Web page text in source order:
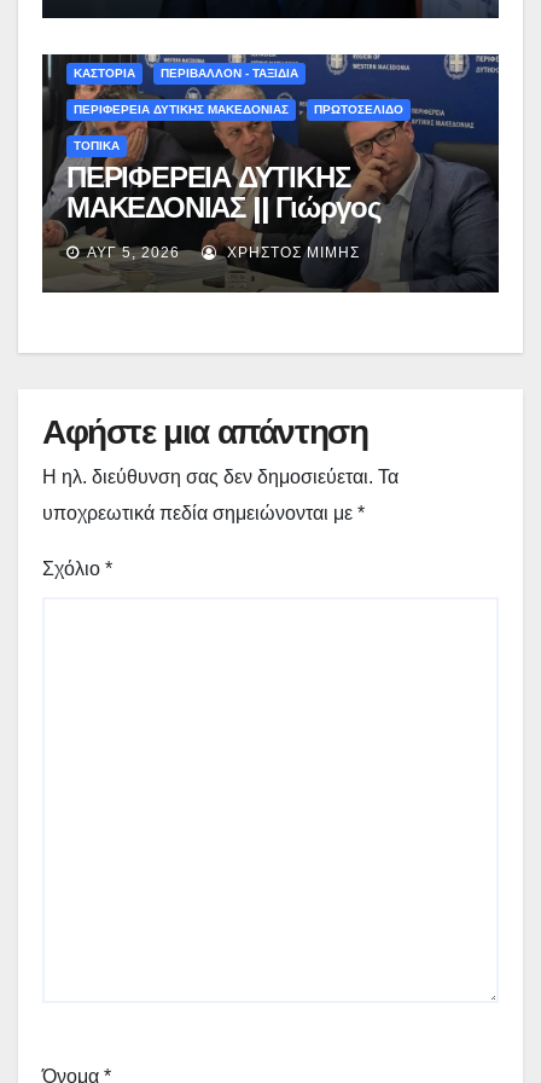
ΚΑΣΤΟΡΙΑ ΠΕΡΙΒΑΛΛΟΝ - ΤΑΞΙΔΙΑ
ΠΕΡΙΦΕΡΕΙΑ ΔΥΤΙΚΗΣ ΜΑΚΕΔΟΝΙΑΣ ΠΡΩΤΟΣΕΛΙΔΟ
ΤΟΠΙΚΑ
ΠΕΡΙΦΕΡΕΙΑ ΔΥΤΙΚΗΣ
ΜΑΚΕΔΟΝΙΑΣ || Γιώργος
Αμανατίδης για Φράγμα
Νεστορίου: «Η δέσμευσή μας
γίνεται πράξη με εξασφαλισμένη
ΑΥΓ 5, 2026 ΧΡΉΣΤΟΣ ΜΊΜΗΣ
Αφήστε μια απάντηση
Η ηλ. διεύθυνση σας δεν δημοσιεύεται. Τα
υποχρεωτικά πεδία σημειώνονται με *
Σχόλιο *
Όνομα *